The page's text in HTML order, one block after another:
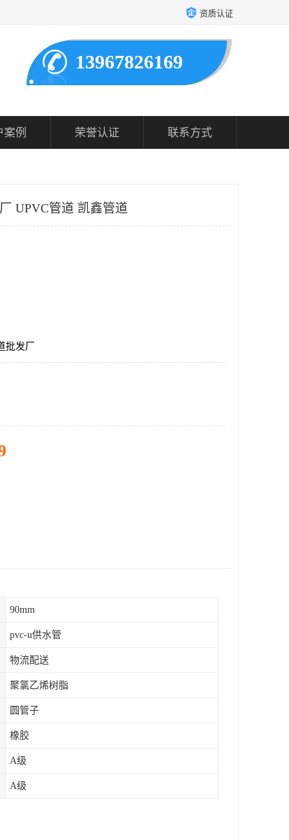
资质认证
13967826169
案例 荣誉认证 联系方式
UPVC管道 凯鑫管道
发厂
90mm
pvc-u供水管
物流配送
聚氯乙烯树脂
圆管子
橡胶
A级
A级